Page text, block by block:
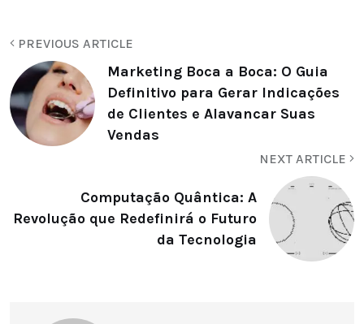
PREVIOUS ARTICLE
Marketing Boca a Boca: O Guia
Definitivo para Gerar Indicações
de Clientes e Alavancar Suas
Vendas
NEXT ARTICLE
Computação Quântica: A
Revolução que Redefinirá o Futuro
da Tecnologia